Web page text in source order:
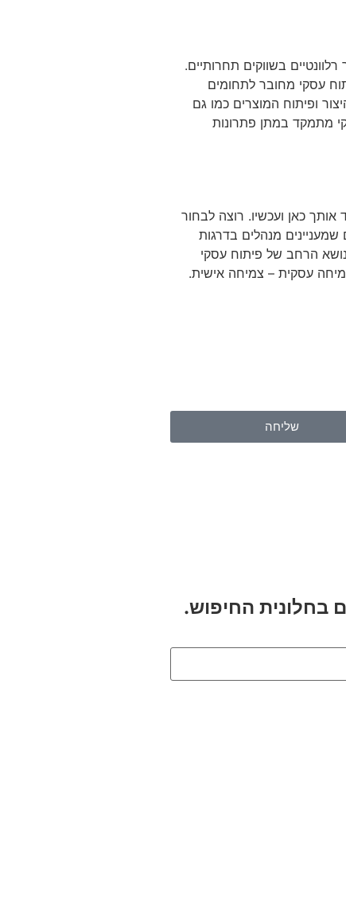
בשווקים תחרותיים.
עסקי מחובר לתחומים
ופיתוח המוצרים כמו גם
מתמקד במתן פתרונות
אותך כאן ועכשיו. רוצה לבחור
תחומים מרכזיים שמעניינים מנהלים בדרגות
הרחב של פיתוח עסקי
צמיחה עסקית – צמיחה אישית.
שליחה
בחלונית החיפוש.